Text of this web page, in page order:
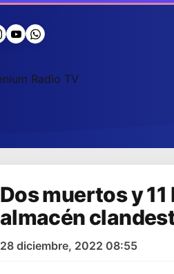
Dos muertos y
almacén
28 diciembre, 2022 08:55